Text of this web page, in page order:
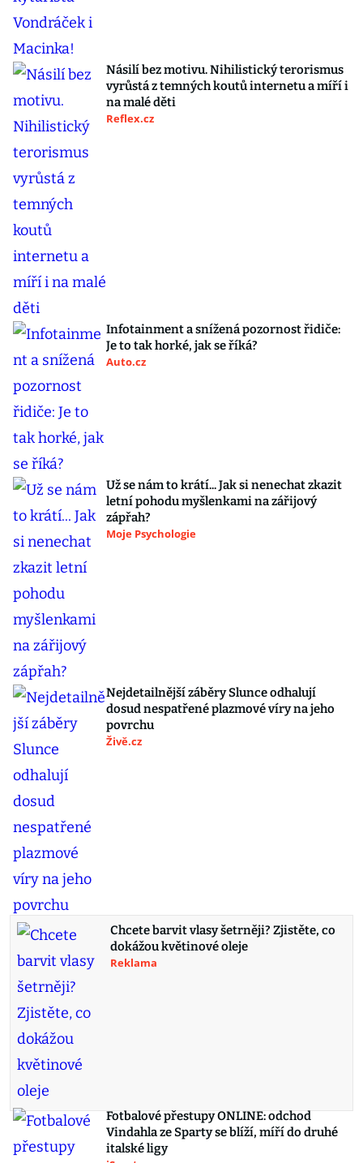
Násilí bez motivu. Nihilistický terorismus
vyrůstá z temných koutů internetu a míří i
na malé děti
Reflex.cz
Infotainment a snížená pozornost řidiče:
Je to tak horké, jak se říká?
Auto.cz
Už se nám to krátí... Jak si nenechat zkazit
letní pohodu myšlenkami na zářijový
zápřah?
Moje Psychologie
Nejdetailnější záběry Slunce odhalují
dosud nespatřené plazmové víry na jeho
povrchu
Živě.cz
Chcete barvit vlasy šetrněji? Zjistěte, co
dokážou květinové oleje
Reklama
Fotbalové přestupy ONLINE: odchod
Vindahla ze Sparty se blíží, míří do druhé
italské ligy